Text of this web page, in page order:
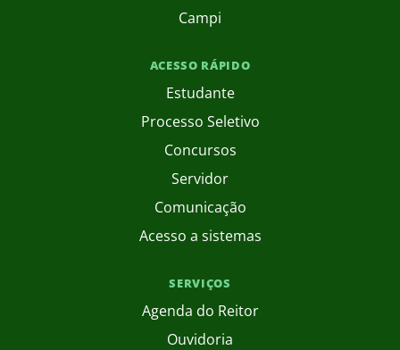
Campi
ACESSO RÁPIDO
Estudante
Processo Seletivo
Concursos
Servidor
Comunicação
Acesso a sistemas
SERVIÇOS
Agenda do Reitor
Ouvidoria